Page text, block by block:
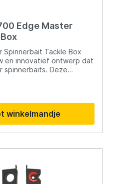
Edge Master
Spinnerbait Tackle Box
en innovatief ontwerp dat
spinnerbaits. Deze
middel in de basis,
voor een effectieve en
van kunstaas.
verpakking
gesloten
levert 360 graden
winkelmandje